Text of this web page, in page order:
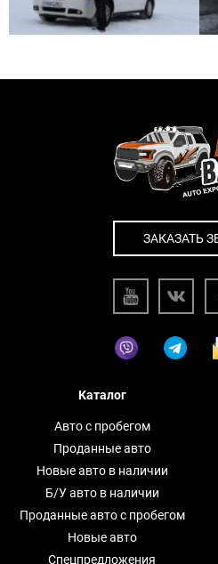
ЗАКАЗАТЬ
Каталог
Авто с пробегом
Проданные авто
Новые авто в наличии
Б/У авто в наличии
Проданные авто с пробегом
Новые авто
Спецпредложения